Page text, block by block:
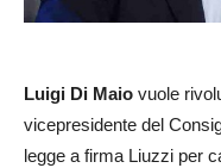
Luigi Di Maio vuole
vicepresidente del
legge a firma Liuzzi per